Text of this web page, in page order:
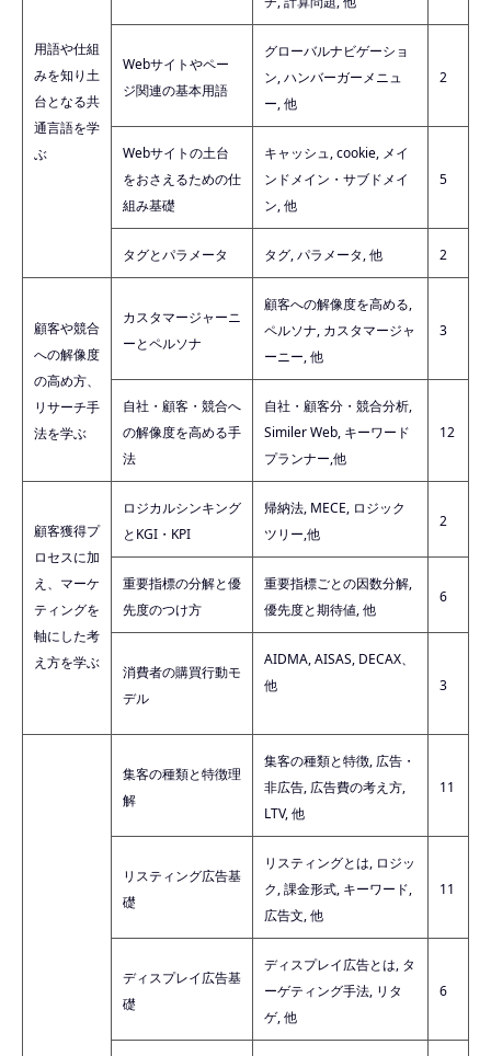
用語や仕組
みを知り土
台となる共
通言語を学
ぶ
Webサイトやペー
ジ関連の基本用語
グローバルナビゲーショ
ン, ハンバーガーメニュ
ー, 他
2
Webサイトの土台
をおさえるための仕
組み基礎
キャッシュ, cookie, メイ
ンドメイン・サブドメイ
ン, 他
5
タグとパラメータ タグ, パラメータ, 他 2
顧客や競合
への解像度
の高め方、
リサーチ手
法を学ぶ
カスタマージャーニ
ーとペルソナ
顧客への解像度を高める,
ペルソナ, カスタマージャ
ーニー, 他
3
自社・顧客・競合へ
の解像度を高める手
法
自社・顧客分・競合分析,
Similer Web, キーワード
プランナー,他
12
顧客獲得プ
ロセスに加
え、マーケ
ティングを
軸にした考
え方を学ぶ
ロジカルシンキング
とKGI・KPI
帰納法, MECE, ロジック
ツリー,他
2
重要指標の分解と優
先度のつけ方
重要指標ごとの因数分解,
優先度と期待値, 他
6
消費者の購買行動モ
デル
AIDMA, AISAS, DECAX、
他
3
集客の種類と特徴理
解
集客の種類と特徴, 広告・
非広告, 広告費の考え方,
LTV, 他
11
リスティング広告基
礎
リスティングとは, ロジッ
ク, 課金形式, キーワード,
広告文, 他
11
ディスプレイ広告基
礎
ディスプレイ広告とは, タ
ーゲティング手法, リタ
ゲ, 他
6